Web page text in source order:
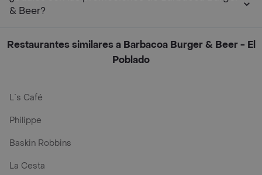
& Beer?
Restaurantes similares a Barbacoa Burger & Beer - El
Poblado
L´s Café
Philippe
Baskin Robbins
La Cesta